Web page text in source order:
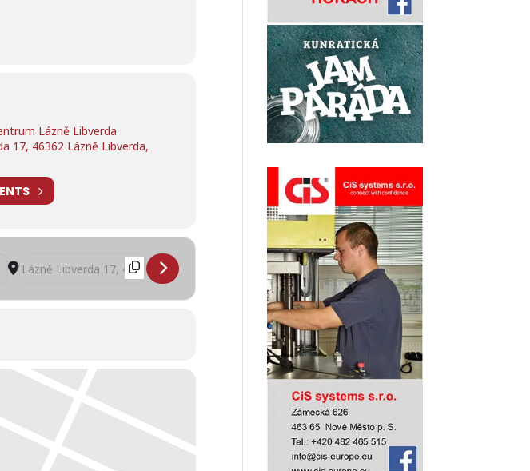
Lázně Libverda
17, 46362 Lázně Libverda,
[]
Destination Address - Výstava fotografií v Libverdě- Létající palety barev []